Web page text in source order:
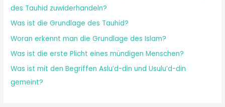
des Tauhid zuwiderhandeln?
Was ist die Grundlage des Tauhid?
Woran erkennt man die Grundlage des Islam?
Was ist die erste Plicht eines mündigen Menschen?
Was ist mit den Begriffen Aslu’d-din und Usulu’d-din
gemeint?